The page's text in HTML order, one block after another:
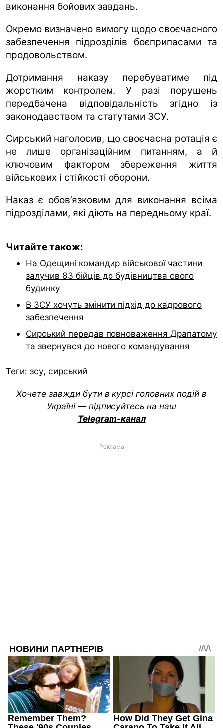
виконання бойових завдань.
Окремо визначено вимогу щодо своєчасного
забезпечення підрозділів боєприпасами та
продовольством.
Дотримання наказу перебуватиме під
жорстким контролем. У разі порушень
передбачена відповідальність згідно із
законодавством та статутами ЗСУ.
Сирський наголосив, що своєчасна ротація є
не лише організаційним питанням, а й
ключовим фактором збереження життя
військових і стійкості оборони.
Наказ є обов’язковим для виконання всіма
підрозділами, які діють на передньому краї.
Читайте також:
На Одещині командир військової частини
залучив 83 бійців до будівництва свого
будинку
В ЗСУ хочуть змінити підхід до кадрового
забезпечення
Сирський передав повноваження Драпатому
та звернувся до нового командування
Теги: зсу, сирський
Хочете завжди бути в курсі головних подій в
Україні — підписуйтесь на наш
Telegram-канал
Реклама